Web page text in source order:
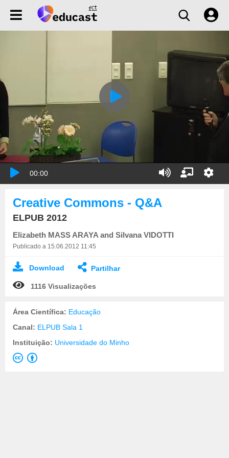
00:00
Creative Commons - Q&A
ELPUB 2012
Elizabeth MASS ARAYA and Silvana VIDOTTI
Publicado a 15.06.2012 11:45
Download Partilhar
1116 Visualizações
Área Científica: Educação
Canal: ELPUB Sala 1
Instituição: Universidade do Minho